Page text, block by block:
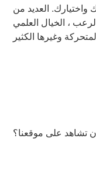
واختيارك. العديد من
، الخيال العلمي
تشاهد على موقعنا؟